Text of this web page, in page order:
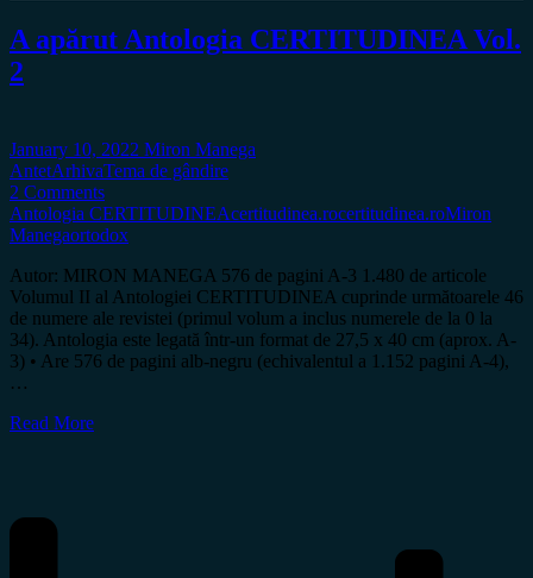
A apărut Antologia CERTITUDINEA Vol.
2
January 10, 2022 Miron Manega
AntetArhivaTema de gândire
2 Comments
Antologia CERTITUDINEAcertitudinea.rocertitudinea.roMiron
Manegaortodox
Autor: MIRON MANEGA 576 de pagini A-3 1.480 de articole
Volumul II al Antologiei CERTITUDINEA cuprinde următoarele 46
de numere ale revistei (primul volum a inclus numerele de la 0 la
34). Antologia este legată într-un format de 27,5 x 40 cm (aprox. A-
3) • Are 576 de pagini alb-negru (echivalentul a 1.152 pagini A-4),
…
Read More